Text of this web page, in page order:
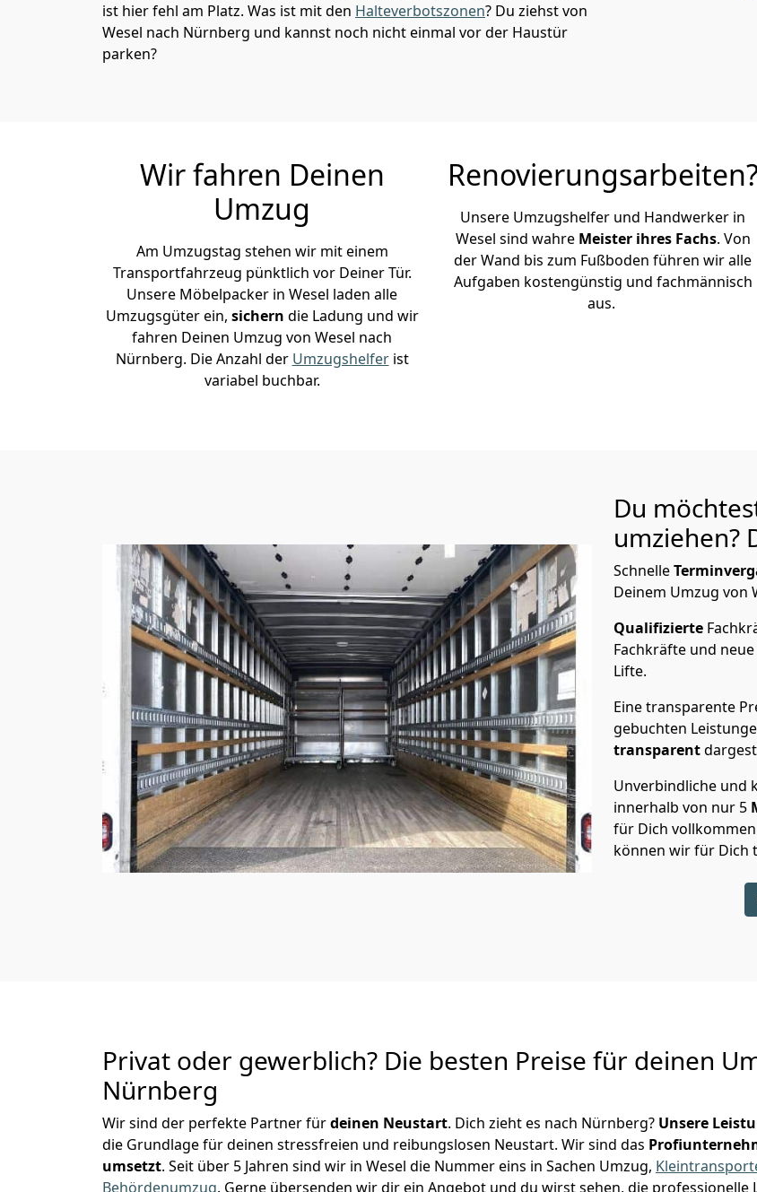
ist hier fehl am Platz. Was ist mit den Halteverbotszonen? Du ziehst von
Wesel nach Nürnberg und kannst noch nicht einmal vor der Haustür
parken?
Wir fahren Deinen
Umzug
Am Umzugstag stehen wir mit einem
Transportfahrzeug pünktlich vor Deiner Tür.
Unsere Möbelpacker in Wesel laden alle
Umzugsgüter ein, sichern die Ladung und wir
fahren Deinen Umzug von Wesel nach
Nürnberg. Die Anzahl der Umzugshelferist
variabel buchbar.
Renovierungsarbeiten?
Unsere Umzugshelfer und Handwerker in
Wesel sind wahre Meister ihres Fachs. Von
der Wand bis zum Fußboden führen wir alle
Aufgaben kostengünstig und fachmännisch
aus.
Du
umziehen?
Schnelle
Deinem Umzug von
Qualifizierte
Fachkräfte und
Lifte.
Eine transparente
gebuchten
transparent
Unverbindliche und
innerhalb von nur 5
für Dich
können wir für Dich
Privat oder gewerblich? Die besten Preise für deinen
Nürnberg
Wir sind der perfekte Partner fürdeinen Neustart. Dich zieht es nach Nürnberg? Unsere
die Grundlage für deinen stressfreien und reibungslosen Neustart. Wir sind das
umsetzt. Seit über 5 Jahren sind wir in Wesel die Nummer eins in Sachen Umzug,
Behördenumzug. Gerne übersenden wir dir ein Angebot und du wirst sehen, die professionelle